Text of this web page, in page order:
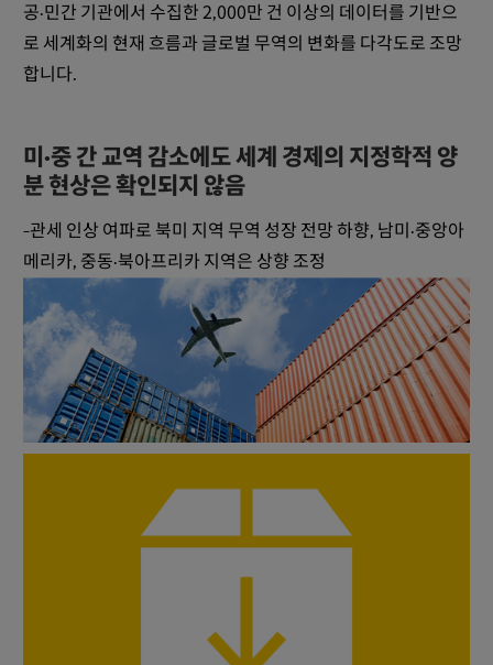
공·민간 기관에서 수집한 2,000만 건 이상의 데이터를 기반으
로 세계화의 현재 흐름과 글로벌 무역의 변화를 다각도로 조망
합니다.
미·중 간 교역 감소에도 세계 경제의 지정학적 양
분 현상은 확인되지 않음
-관세 인상 여파로 북미 지역 무역 성장 전망 하향, 남미·중앙아
메리카, 중동·북아프리카 지역은 상향 조정